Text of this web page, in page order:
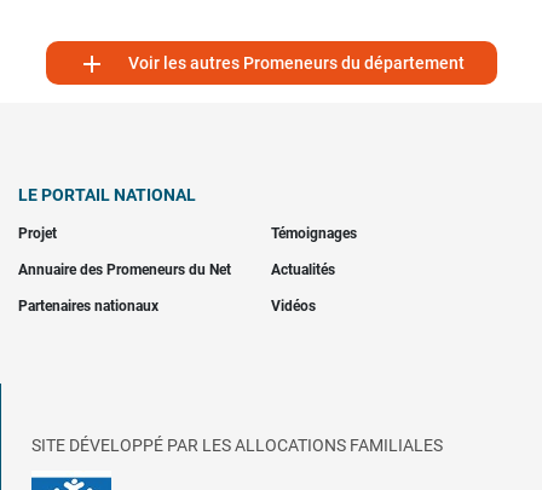
 Voir les autres Promeneurs du département
LE PORTAIL NATIONAL
Projet Témoignages
Annuaire des Promeneurs du Net Actualités
Partenaires nationaux Vidéos
SITE DÉVELOPPÉ PAR LES ALLOCATIONS FAMILIALES